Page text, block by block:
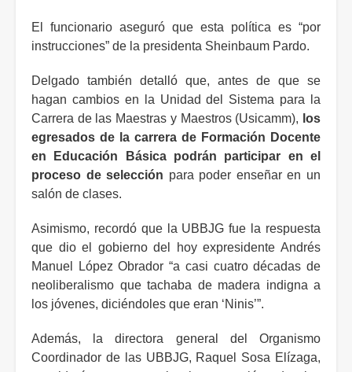
El funcionario aseguró que esta política es “por
instrucciones” de la presidenta Sheinbaum Pardo.
Delgado también detalló que, antes de que se
hagan cambios en la Unidad del Sistema para la
Carrera de las Maestras y Maestros (Usicamm), los
egresados de la carrera de Formación Docente
en Educación Básica podrán participar en el
proceso de selección para poder enseñar en un
salón de clases.
Asimismo, recordó que la UBBJG fue la respuesta
que dio el gobierno del hoy expresidente Andrés
Manuel López Obrador “a casi cuatro décadas de
neoliberalismo que tachaba de madera indigna a
los jóvenes, diciéndoles que eran ‘Ninis’”.
Además, la directora general del Organismo
Coordinador de las UBBJG, Raquel Sosa Elízaga,